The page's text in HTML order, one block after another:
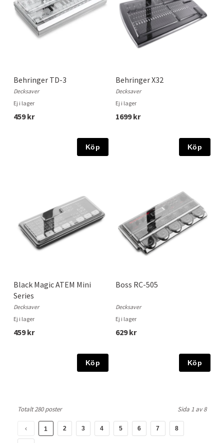
Behringer TD-3
Decksaver
Ej i lager
459 kr
Köp
Behringer X32
Decksaver
Ej i lager
1699 kr
Köp
Black Magic ATEM Mini
Series
Decksaver
Ej i lager
459 kr
Köp
Boss RC-505
Decksaver
Ej i lager
629 kr
Köp
Totalt 280 poster Sida 1 av 8
1 2 3 4 5 6 7 8